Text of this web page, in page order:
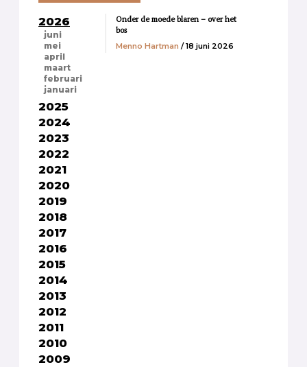
2026
juni
mei
april
maart
februari
januari
2025
2024
2023
2022
2021
2020
2019
2018
2017
2016
2015
2014
2013
2012
2011
2010
2009
Onder de moede blaren – over het
bos
Menno Hartman / 18 juni 2026